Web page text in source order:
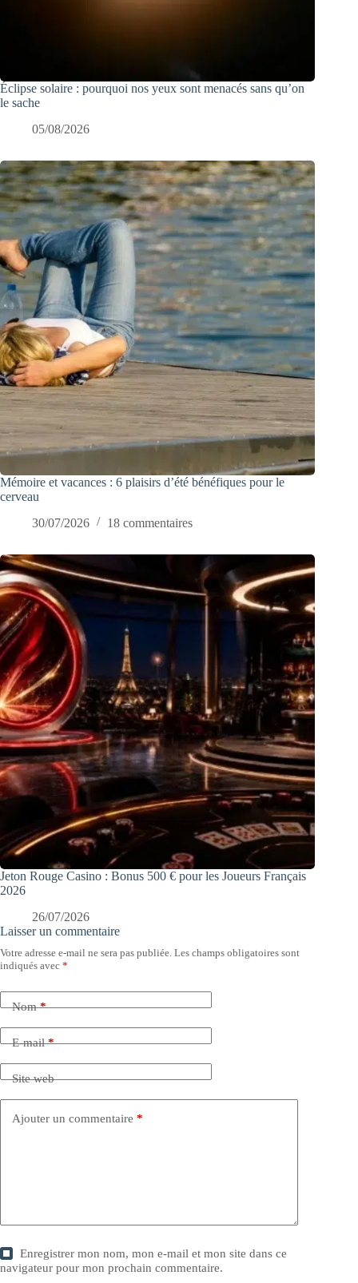
Éclipse solaire : pourquoi nos yeux sont menacés sans qu’on
le sache
05/08/2026
Mémoire et vacances : 6 plaisirs d’été bénéfiques pour le
cerveau
30/07/2026
18 commentaires
Jeton Rouge Casino : Bonus 500 € pour les Joueurs Français
2026
26/07/2026
Laisser un commentaire
Votre adresse e-mail ne sera pas publiée. Les champs obligatoires sont
indiqués avec *
Nom*
E-mail*
Site web
Ajouter un commentaire *
Enregistrer mon nom, mon e-mail et mon site dans ce
navigateur pour mon prochain commentaire.